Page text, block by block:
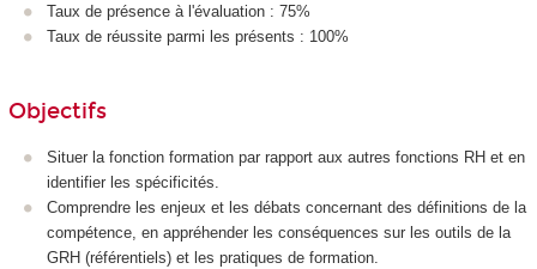
Taux de présence à l'évaluation : 75%
Taux de réussite parmi les présents : 100%
Objectifs
Situer la fonction formation par rapport aux autres fonctions RH et en
identifier les spécificités.
Comprendre les enjeux et les débats concernant des définitions de la
compétence, en appréhender les conséquences sur les outils de la
GRH (référentiels) et les pratiques de formation.